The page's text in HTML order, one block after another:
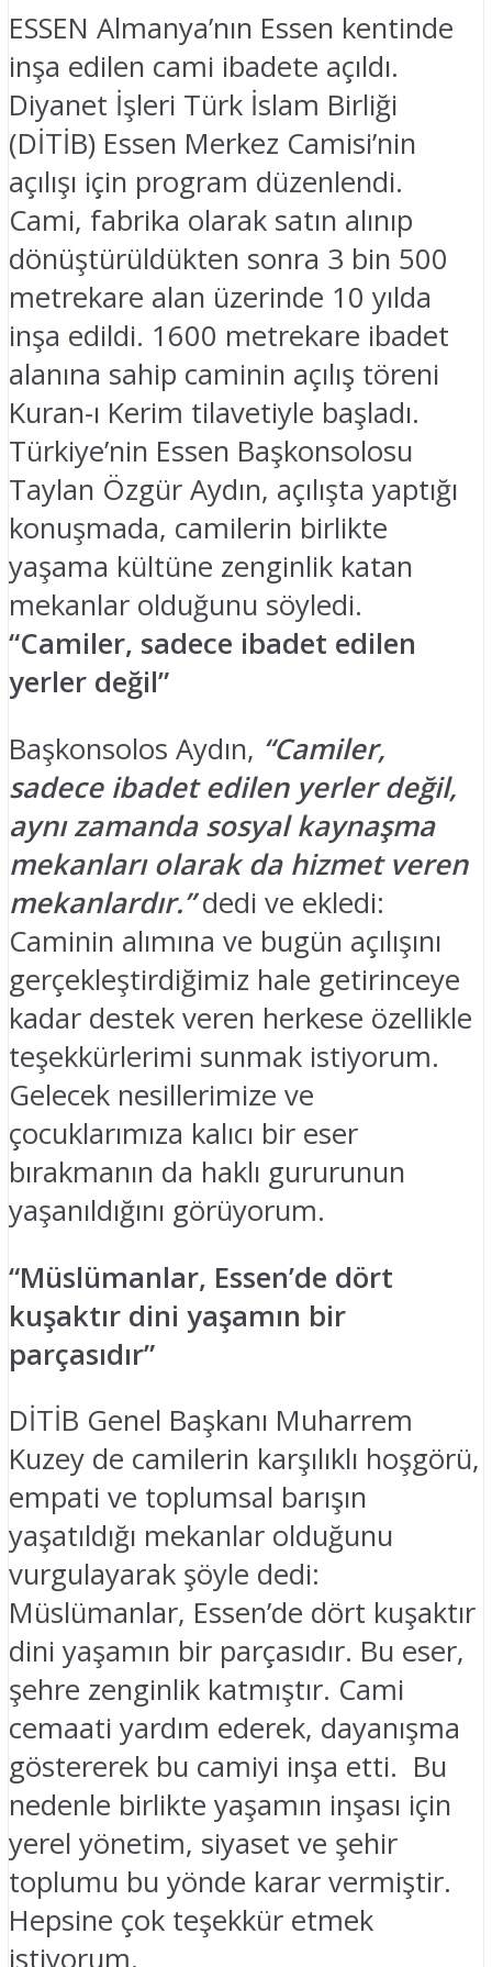
ESSEN Almanya’nın Essen kentinde
inşa edilen cami ibadete açıldı.
Diyanet İşleri Türk İslam Birliği
(DİTİB) Essen Merkez Camisi’nin
açılışı için program düzenlendi.
Cami, fabrika olarak satın alınıp
dönüştürüldükten sonra 3 bin 500
metrekare alan üzerinde 10 yılda
inşa edildi. 1600 metrekare ibadet
alanına sahip caminin açılış töreni
Kuran-ı Kerim tilavetiyle başladı.
Türkiye’nin Essen Başkonsolosu
Taylan Özgür Aydın, açılışta yaptığı
konuşmada, camilerin birlikte
yaşama kültüne zenginlik katan
mekanlar olduğunu söyledi.
“Camiler, sadece ibadet edilen
yerler değil”
Başkonsolos Aydın, “Camiler,
sadece ibadet edilen yerler değil,
aynı zamanda sosyal kaynaşma
mekanları olarak da hizmet veren
mekanlardır.”dedi ve ekledi:
Caminin alımına ve bugün açılışını
gerçekleştirdiğimiz hale getirinceye
kadar destek veren herkese özellikle
teşekkürlerimi sunmak istiyorum.
Gelecek nesillerimize ve
çocuklarımıza kalıcı bir eser
bırakmanın da haklı gururunun
yaşanıldığını görüyorum.
“Müslümanlar, Essen’de dört
kuşaktır dini yaşamın bir
parçasıdır”
DİTİB Genel Başkanı Muharrem
Kuzey de camilerin karşılıklı hoşgörü,
empati ve toplumsal barışın
yaşatıldığı mekanlar olduğunu
vurgulayarak şöyle dedi:
Müslümanlar, Essen’de dört kuşaktır
dini yaşamın bir parçasıdır. Bu eser,
şehre zenginlik katmıştır. Cami
cemaati yardım ederek, dayanışma
göstererek bu camiyi inşa etti. Bu
nedenle birlikte yaşamın inşası için
yerel yönetim, siyaset ve şehir
toplumu bu yönde karar vermiştir.
Hepsine çok teşekkür etmek
istiyorum.